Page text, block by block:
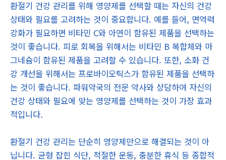
환절기 건강 관리를 위해 영양제를 선택할 때는 자신의 건강
상태와 필요를 고려하는 것이 중요합니다. 예를 들어, 면역력
강화가 필요하면 비타민 C와 아연이 함유된 제품을 선택하는
것이 좋습니다. 피로 회복을 위해서는 비타민 B 복합체와 마
그네슘이 함유된 제품을 고려할 수 있습니다. 또한, 소화 건
강 개선을 위해서는 프로바이오틱스가 함유된 제품을 선택하
는 것이 좋습니다. 파워약국의 전문 약사와 상담하여 자신의
건강 상태와 필요에 맞는 영양제를 선택하는 것이 가장 효과
적입니다.
환절기 건강 관리는 단순히 영양제만으로 해결되는 것이 아
닙니다. 균형 잡힌 식단, 적절한 운동, 충분한 휴식 등 종합적